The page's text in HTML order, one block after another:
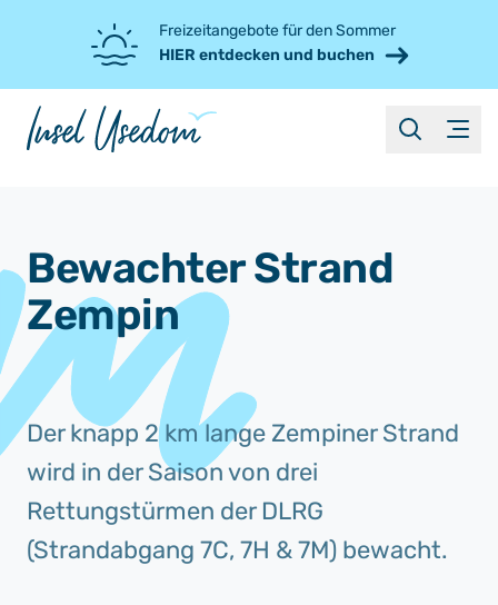
Freizeitangebote für den Sommer
HIER entdecken und buchen
Menü
suchen
Bewachter Strand
Zempin
Der knapp 2 km lange Zempiner Strand
wird in der Saison von drei
Rettungstürmen der DLRG
(Strandabgang 7C, 7H & 7M) bewacht.